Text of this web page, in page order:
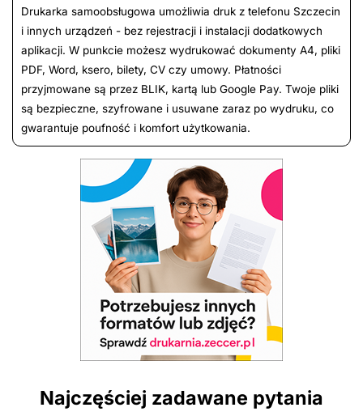
Drukarka samoobsługowa umożliwia druk z telefonu Szczecin
i innych urządzeń - bez rejestracji i instalacji dodatkowych
aplikacji. W punkcie możesz wydrukować dokumenty A4, pliki
PDF, Word, ksero, bilety, CV czy umowy. Płatności
przyjmowane są przez BLIK, kartą lub Google Pay. Twoje pliki
są bezpieczne, szyfrowane i usuwane zaraz po wydruku, co
gwarantuje poufność i komfort użytkowania.
Najczęściej zadawane pytania